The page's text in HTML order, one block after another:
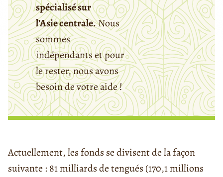
spécialisé sur
l’Asie centrale.Nous
sommes
indépendants et pour
le rester, nous avons
besoin de votre aide !
Actuellement, les fonds se divisent de la façon
suivante : 81 milliards de tengués (170,1 millions